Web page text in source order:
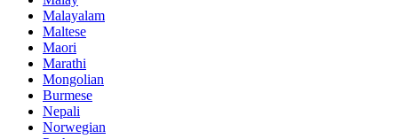
Malayalam
Maltese
Maori
Marathi
Mongolian
Burmese
Nepali
Norwegian